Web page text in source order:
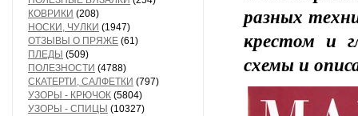
КОВРИКИ (208)
НОСКИ, ЧУЛКИ (1947)
ОТЗЫВЫ О ПРЯЖЕ (61)
ПЛЕДЫ (509)
ПОЛЕЗНОСТИ (4788)
СКАТЕРТИ, САЛФЕТКИ (797)
УЗОРЫ - КРЮЧОК (5804)
УЗОРЫ - СПИЦЫ (10327)
разных
крестом и
схемы и